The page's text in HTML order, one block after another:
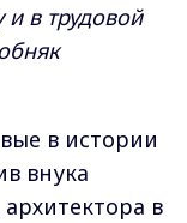
и в трудовой
в истории
внука
в